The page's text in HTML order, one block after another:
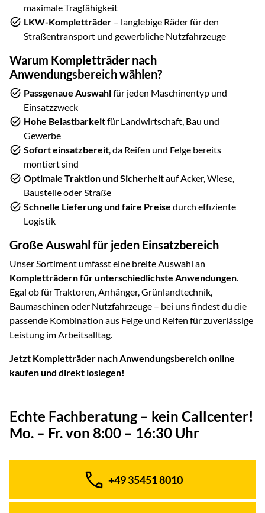
maximale Tragfähigkeit
LKW-Kompletträder – langlebige Räder für den
Straßentransport und gewerbliche Nutzfahrzeuge
Warum Kompletträder nach
Anwendungsbereich wählen?
Passgenaue Auswahlfür jeden Maschinentyp und
Einsatzzweck
Hohe Belastbarkeitfür Landwirtschaft, Bau und
Gewerbe
Sofort einsatzbereit, da Reifen und Felge bereits
montiert sind
Optimale Traktion und Sicherheitauf Acker, Wiese,
Baustelle oder Straße
Schnelle Lieferung und faire Preise durch effiziente
Logistik
Große Auswahl für jeden Einsatzbereich
Unser Sortiment umfasst eine breite Auswahl an
Kompletträdern für unterschiedlichste Anwendungen.
Egal ob für Traktoren, Anhänger, Grünlandtechnik,
Baumaschinen oder Nutzfahrzeuge – bei uns findest du die
passende Kombination aus Felge und Reifen für zuverlässige
Leistung im Arbeitsalltag.
Jetzt Kompletträder nach Anwendungsbereich online
kaufen und direkt loslegen!
Echte Fachberatung – kein Callcenter!
Mo. – Fr. von 8:00 – 16:30 Uhr
Telefon:
+49 35451 8010